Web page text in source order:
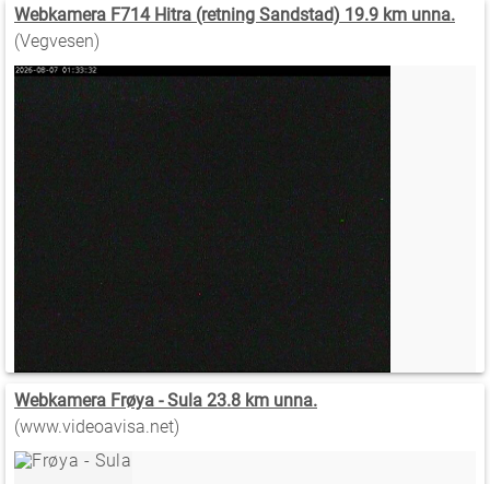
Webkamera F714 Hitra (retning Sandstad) 19.9 km unna.
(Vegvesen)
Webkamera Frøya - Sula 23.8 km unna.
(www.videoavisa.net)